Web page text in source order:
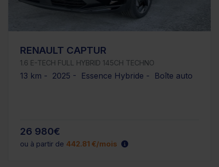
RENAULT CAPTUR
1.6 E-TECH FULL HYBRID 145CH TECHNO
13 km - 2025 - Essence Hybride - Boîte auto
26 980€
ou à partir de 442.81 €/mois